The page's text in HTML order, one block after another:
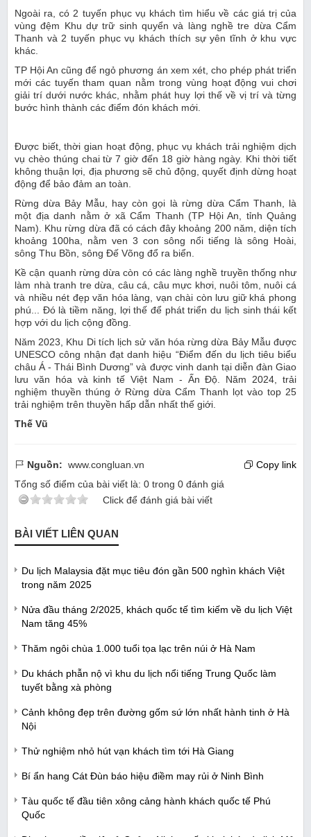
Ngoài ra, có 2 tuyến phục vụ khách tìm hiểu về các giá trị của
vùng đệm Khu dự trữ sinh quyển và làng nghề tre dừa Cẩm
Thanh và 2 tuyến phục vụ khách thích sự yên tĩnh ở khu vực
khác.
TP Hội An cũng để ngỏ phương án xem xét, cho phép phát triển
mới các tuyến tham quan nằm trong vùng hoạt động vui chơi
giải trí dưới nước khác, nhằm phát huy lợi thế về vị trí và từng
bước hình thành các điểm đón khách mới.
Được biết, thời gian hoạt động, phục vụ khách trải nghiệm dịch
vụ chèo thúng chai từ 7 giờ đến 18 giờ hàng ngày. Khi thời tiết
không thuận lợi, địa phương sẽ chủ động, quyết định dừng hoạt
động để bảo đảm an toàn.
Rừng dừa Bảy Mẫu, hay còn gọi là rừng dừa Cẩm Thanh, là
một địa danh nằm ở xã Cẩm Thanh (TP Hội An, tỉnh Quảng
Nam). Khu rừng dừa đã có cách đây khoảng 200 năm, diện tích
khoảng 100ha, nằm ven 3 con sông nổi tiếng là sông Hoài,
sông Thu Bồn, sông Đế Võng đổ ra biển.
Kề cận quanh rừng dừa còn có các làng nghề truyền thống như
làm nhà tranh tre dừa, câu cá, câu mực khơi, nuôi tôm, nuôi cá
và nhiều nét đẹp văn hóa làng, vạn chài còn lưu giữ khá phong
phú... Đó là tiềm năng, lợi thế để phát triển du lịch sinh thái kết
hợp với du lịch cộng đồng.
Năm 2023, Khu Di tích lịch sử văn hóa rừng dừa Bảy Mẫu được
UNESCO công nhận đạt danh hiệu “Điểm đến du lịch tiêu biểu
châu Á - Thái Bình Dương” và được vinh danh tại diễn đàn Giao
lưu văn hóa và kinh tế Việt Nam - Ấn Độ. Năm 2024, trải
nghiệm thuyền thúng ở Rừng dừa Cẩm Thanh lọt vào top 25
trải nghiệm trên thuyền hấp dẫn nhất thế giới.
Thế Vũ
Nguồn: www.congluan.vn
Copy link
Tổng số điểm của bài viết là: 0 trong 0 đánh giá
Click để đánh giá bài viết
BÀI VIẾT LIÊN QUAN
Du lịch Malaysia đặt mục tiêu đón gần 500 nghìn khách Việt
trong năm 2025
Nửa đầu tháng 2/2025, khách quốc tế tìm kiếm về du lịch Việt
Nam tăng 45%
Thăm ngôi chùa 1.000 tuổi tọa lạc trên núi ở Hà Nam
Du khách phẫn nộ vì khu du lịch nổi tiếng Trung Quốc làm
tuyết bằng xà phòng
Cảnh không đẹp trên đường gốm sứ lớn nhất hành tinh ở Hà
Nội
Thử nghiệm nhỏ hút vạn khách tìm tới Hà Giang
Bí ẩn hang Cát Đùn báo hiệu điềm may rủi ở Ninh Bình
Tàu quốc tế đầu tiên xông cảng hành khách quốc tế Phú
Quốc